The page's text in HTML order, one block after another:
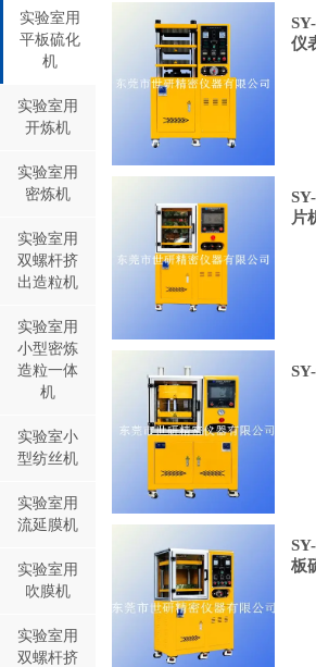
实验室用
平板硫化
机
实验室用
开炼机
实验室用
密炼机
实验室用
双螺杆挤
出造粒机
实验室用
小型密炼
造粒一体
机
实验室小
型纺丝机
实验室用
流延膜机
实验室用
吹膜机
实验室用
双螺杆挤
仪
片
板